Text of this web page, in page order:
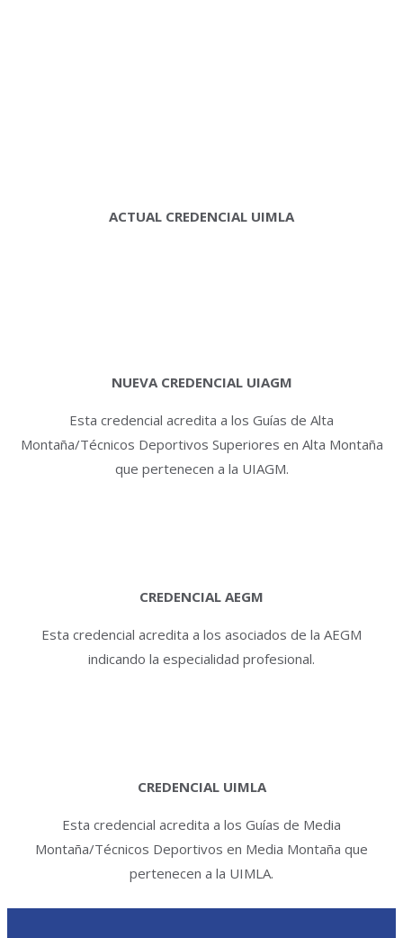
ACTUAL CREDENCIAL UIMLA
NUEVA CREDENCIAL UIAGM
Esta credencial acredita a los Guías de Alta
Montaña/Técnicos Deportivos Superiores en Alta Montaña
que pertenecen a la UIAGM.
CREDENCIAL AEGM
Esta credencial acredita a los asociados de la AEGM
indicando la especialidad profesional.
CREDENCIAL UIMLA
Esta credencial acredita a los Guías de Media
Montaña/Técnicos Deportivos en Media Montaña que
pertenecen a la UIMLA.